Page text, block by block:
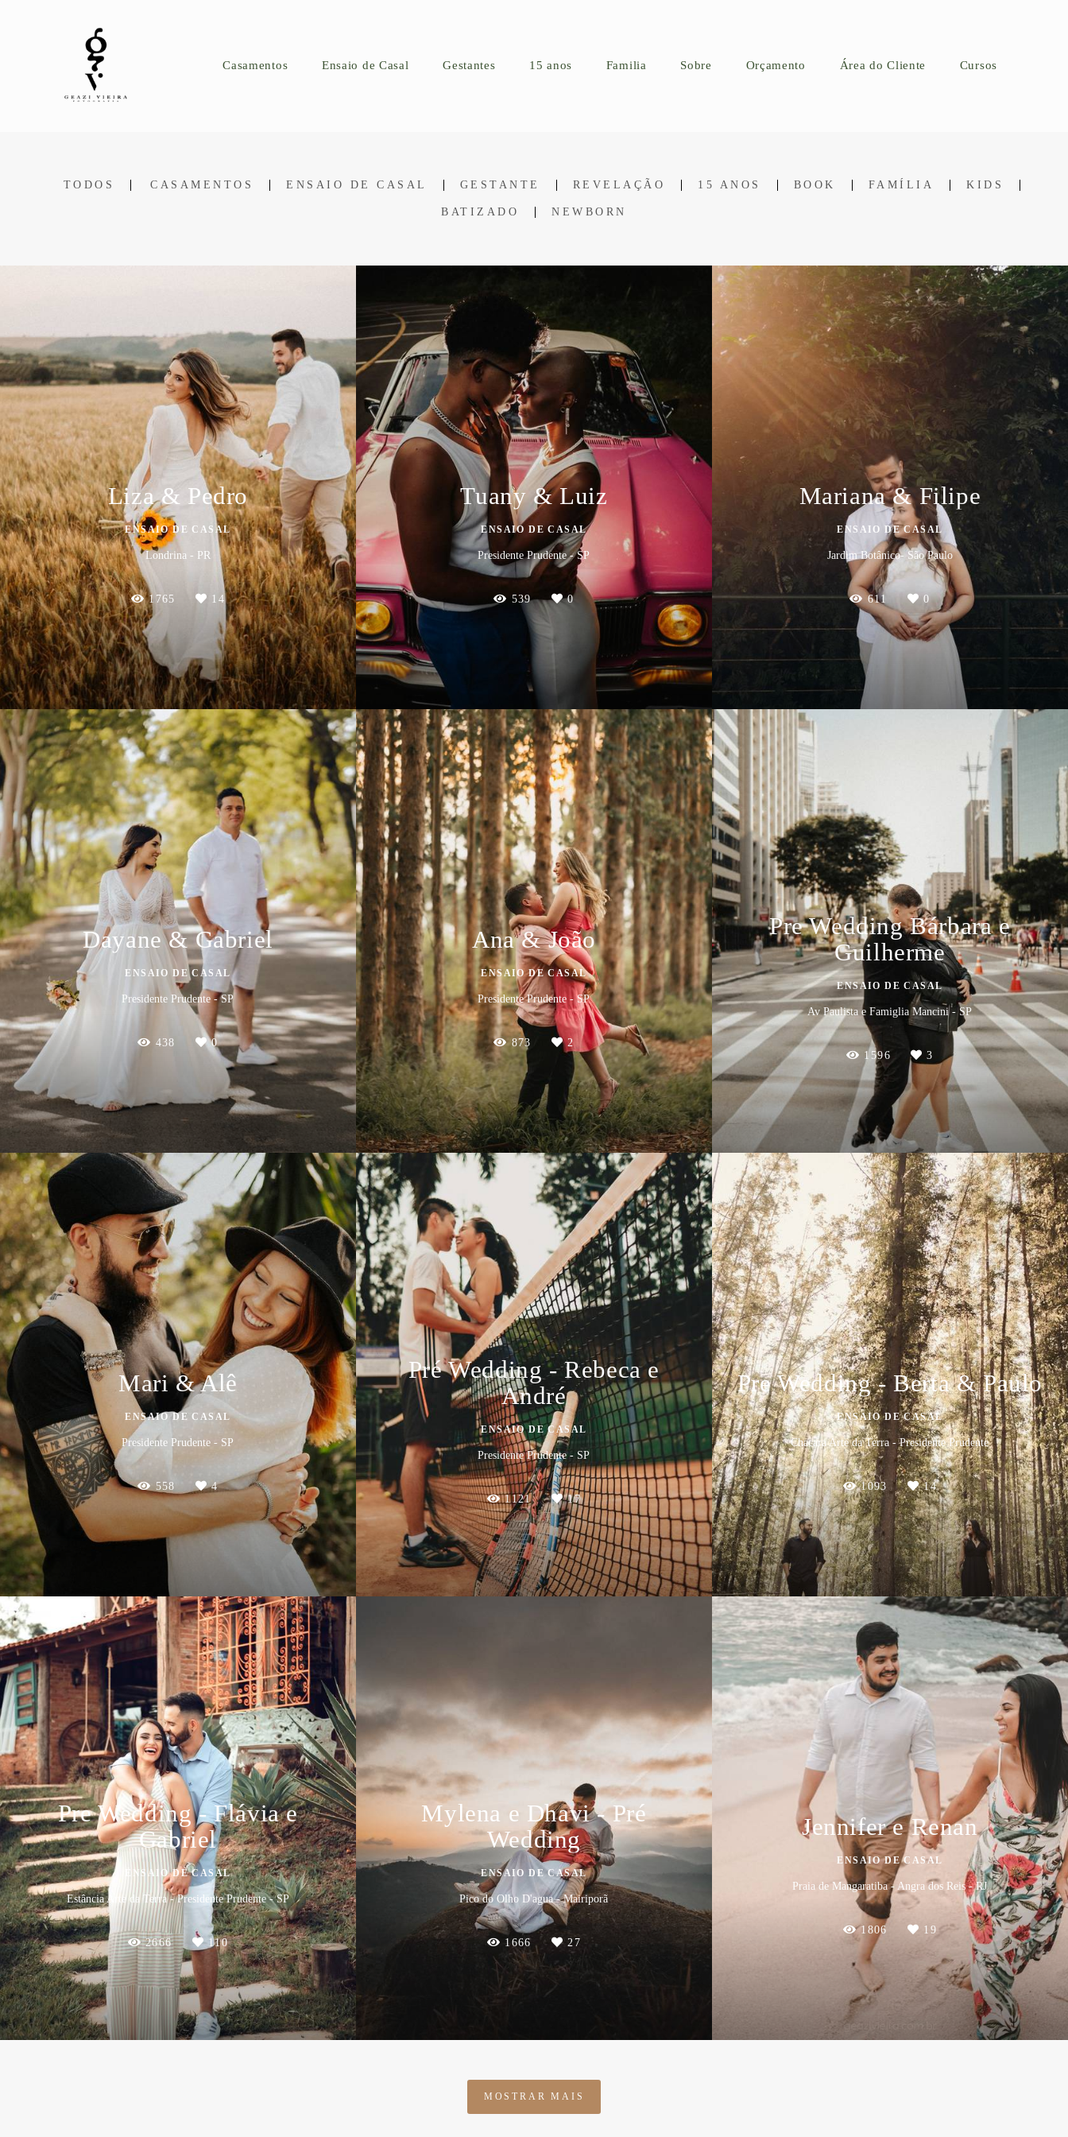
Casamentos Ensaio de Casal Gestantes 15 anos Familia Sobre Orçamento Área do Cliente Cursos
TODOS CASAMENTOS ENSAIO DE CASAL GESTANTE REVELAÇÃO 15 ANOS BOOK FAMÍLIA KIDS
BATIZADO NEWBORN
Liza & Pedro
ENSAIO DE CASAL
Londrina - PR
1765 14
Tuany & Luiz
ENSAIO DE CASAL
Presidente Prudente - SP
539 0
Mariana & Filipe
ENSAIO DE CASAL
Jardim Botânico- São Paulo
611 0
Dayane & Gabriel
ENSAIO DE CASAL
Presidente Prudente - SP
438 0
Ana & João
ENSAIO DE CASAL
Presidente Prudente - SP
873 2
Pre Wedding Bárbara e
Guilherme
ENSAIO DE CASAL
Av Paulista e Famiglia Mancini - SP
1596 3
Mari & Alê
ENSAIO DE CASAL
Presidente Prudente - SP
558 4
Pré Wedding - Rebeca e
André
ENSAIO DE CASAL
Presidente Prudente - SP
1121 17
Pre Wedding - Berta & Paulo
ENSAIO DE CASAL
Chacara Arte da Terra - Presidente Prudente
1093 14
Pre Wedding - Flávia e
Gabriel
ENSAIO DE CASAL
Estância Arte da Terra - Presidente Prudente - SP
2666 110
Mylena e Dhavi - Pré
Wedding
ENSAIO DE CASAL
Pico do Olho D'agua - Mairiporã
1666 27
Jennifer e Renan
ENSAIO DE CASAL
Praia de Mangaratiba - Angra dos Reis - RJ
1806 19
MOSTRAR MAIS